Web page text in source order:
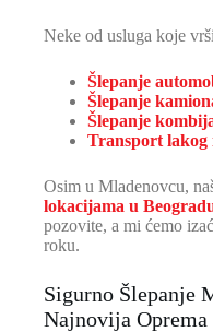
Neke od usluga koje
Šlepanje
Šlepanje
Šlepanje
Transport lakog
Osim u Mladenovcu,
lokacijama u
pozovite, a mi ćemo
roku.
Sigurno Šlepanje
Najnovija Oprema